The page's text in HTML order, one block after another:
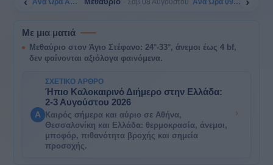
Σαβ 08 Αυγούστου
Με μια ματιά
Μεθαύριο στον Άγιο Στέφανο: 24°-33°, άνεμοι έως 4 bf,
δεν φαίνονται αξιόλογα φαινόμενα.
A
ΣΧΕΤΙΚΌ ΆΡΘΡΟ
Ήπιο Καλοκαιρινό Διήμερο στην Ελλάδα:
2-3 Αυγούστου 2026
Καιρός σήμερα και αύριο σε Αθήνα,
Θεσσαλονίκη και Ελλάδα: θερμοκρασία, άνεμοι,
μποφόρ, πιθανότητα βροχής και σημεία
προσοχής.